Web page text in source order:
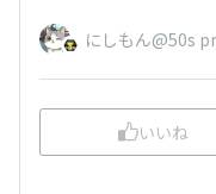
にしもん@50s
いいね